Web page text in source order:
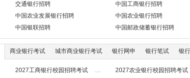
交通银行招聘 中国工商银行招聘
中国农业发展银行招聘 中国农业银行招聘
中国银联招聘 中国邮政储蓄银行招聘
商业银行考试 城市商业银行考试 银行网申 银行笔试 银
2027工商银行校园招聘考试 2027农业银行校园招聘考试